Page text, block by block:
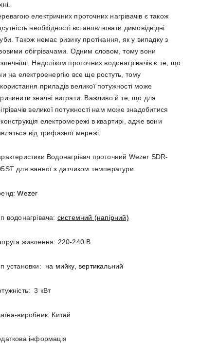
електричних проточних нагрівачів є також
необхідності встановлювати димовідвідні
Також немає ризику протікання, як у випадку з
обігрівачами. Одним словом, тому вони
Недоліком проточних водонагрівачів є те, що
на електроенергію все ще ростуть, тому
приладів великої потужності може
значні витрати. Важливо й те, що для
великої потужності нам може знадобитися
електромережі в квартирі, адже вони
від трифазної мережі.
и Водонагрівач проточний Wezer SDR-
для ванної з датчиком температури
Wezer
водонагрівача: системний (напірний)
живлення: 220-240 В
установки: на мийку, вертикальний
3 кВт
виробник: Китай
інформація